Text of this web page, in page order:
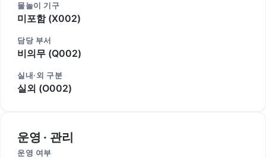
물놀이 기구
미포함 (X002)
담당 부서
비의무 (Q002)
실내·외 구분
실외 (O002)
운영 · 관리
운영 여부